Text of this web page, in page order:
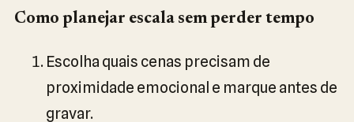
Como planejar escala sem perder tempo
Escolha quais cenas precisam de
proximidade emocional e marque antes de
gravar.